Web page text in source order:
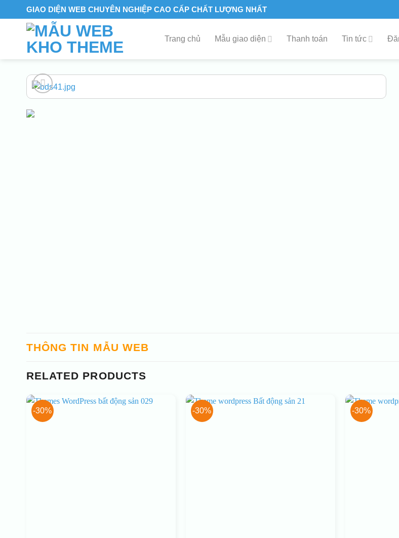
to
GIAO DIỆN WEB CHUYÊN NGHIỆP CAO CẤP CHẤT LƯỢNG NHẤT
Trang chủ Mẫu giao diện Thanh toán Tin tức
THÔNG TIN MẪU WEB
RELATED PRODUCTS
-30% -30% -30%